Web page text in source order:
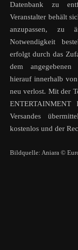
Datenbank zu
Veranstalter behält
anzupassen, zu
Notwendigkeit
erfolgt durch das
dem angegebenen
hierauf innerhalb
neu verlost. Mit der
Versandes
kostenlos und der
Bildquelle: Aniara ©